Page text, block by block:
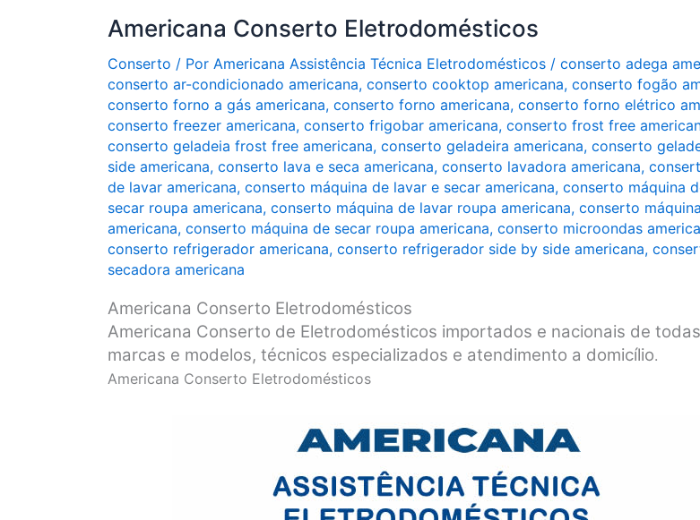
Americana Conserto Eletrodomésticos
Conserto / Por Americana Assistência Técnica Eletrodomésticos / conserto adega
conserto ar-condicionado americana, conserto cooktop americana, conserto fogão
conserto forno a gás americana, conserto forno americana, conserto forno elétrico
conserto freezer americana, conserto frigobar americana, conserto frost free
conserto geladeia frost free americana, conserto geladeira americana, conserto
side americana, conserto lava e seca americana, conserto lavadora americana,
de lavar americana, conserto máquina de lavar e secar americana, conserto máquina
secar roupa americana, conserto máquina de lavar roupa americana, conserto
americana, conserto máquina de secar roupa americana, conserto microondas
conserto refrigerador americana, conserto refrigerador side by side americana,
secadora americana
Americana Conserto Eletrodomésticos
Americana Conserto de Eletrodomésticos importados e nacionais de
marcas e modelos, técnicos especializados e atendimento a domicílio.
Americana Conserto Eletrodomésticos